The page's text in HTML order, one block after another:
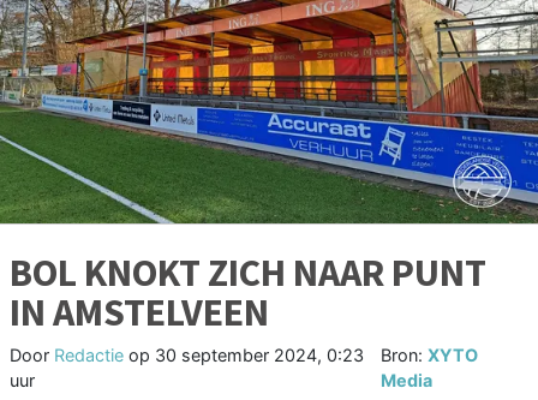
BOL KNOKT ZICH NAAR PUNT
IN AMSTELVEEN
Door Redactie op 30 september 2024, 0:23
uur
Bron:XYTO
Media